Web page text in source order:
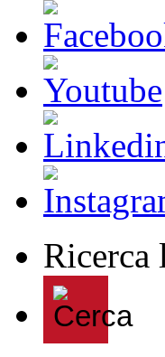
Ricerca